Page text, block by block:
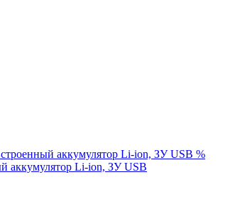
%
аккумулятор Li-ion, ЗУ USB